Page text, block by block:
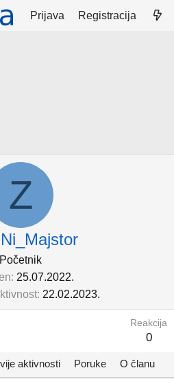
Prijava Registracija
Z
Početnik
25.07.2022.
22.02.2023.
Reakcija
0
aktivnosti Poruke O članu